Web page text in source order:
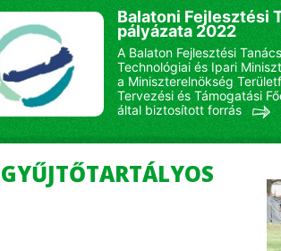
Balatoni Fejlesztési
pályázata 2022
A Balaton Fejlesztési
Technológiai és Ipari
a Miniszterelnökség
Tervezési és Támogatási
által biztosított forrás